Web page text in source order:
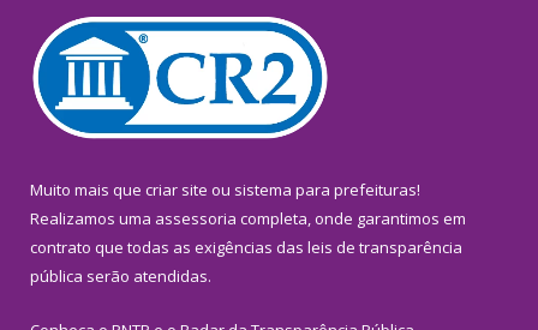
Muito mais que criar site ou sistema para prefeituras!
Realizamos uma assessoria completa, onde garantimos em
contrato que todas as exigências das leis de transparência
pública serão atendidas.